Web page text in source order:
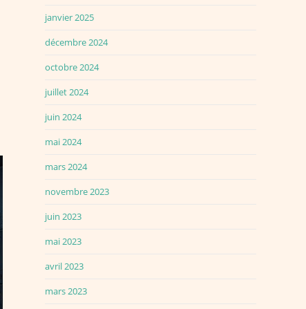
janvier 2025
décembre 2024
octobre 2024
juillet 2024
juin 2024
mai 2024
mars 2024
novembre 2023
juin 2023
mai 2023
avril 2023
mars 2023